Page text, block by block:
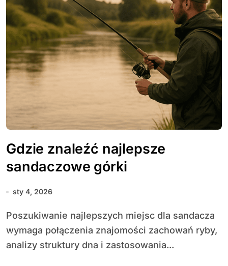
Gdzie znaleźć najlepsze
sandaczowe górki
sty 4, 2026
Poszukiwanie najlepszych miejsc dla sandacza
wymaga połączenia znajomości zachowań ryby,
analizy struktury dna i zastosowania...